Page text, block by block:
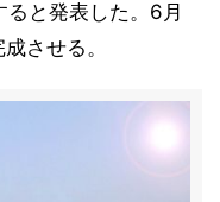
と発表した。6月
させる。